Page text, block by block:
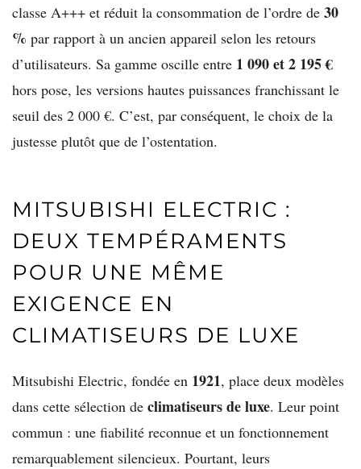
classe A+++ et réduit la consommation de l’ordre de 30
% par rapport à un ancien appareil selon les retours
d’utilisateurs. Sa gamme oscille entre 1 090 et 2 195 €
hors pose, les versions hautes puissances franchissant le
seuil des 2 000 €. C’est, par conséquent, le choix de la
justesse plutôt que de l’ostentation.
MITSUBISHI ELECTRIC :
DEUX TEMPÉRAMENTS
POUR UNE MÊME
EXIGENCE EN
CLIMATISEURS DE LUXE
Mitsubishi Electric, fondée en 1921, place deux modèles
dans cette sélection de climatiseurs de luxe. Leur point
commun : une fiabilité reconnue et un fonctionnement
remarquablement silencieux. Pourtant, leurs